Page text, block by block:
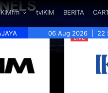
IKIMfm tvIKIM BERITA
06 Aug 2026 22